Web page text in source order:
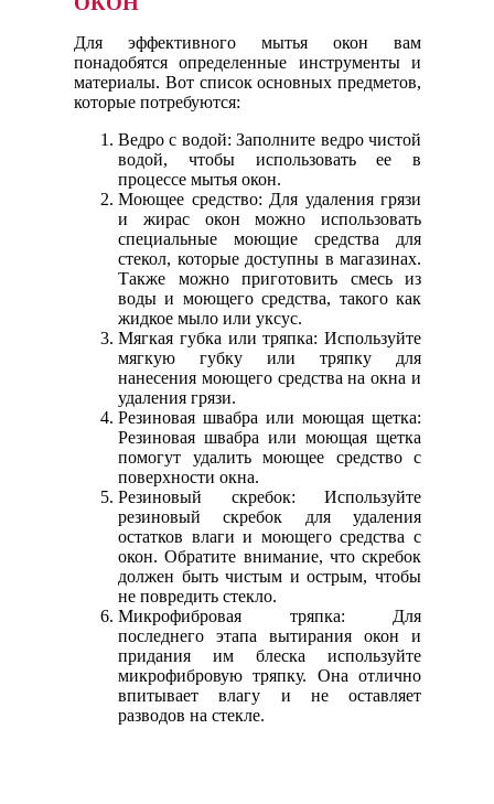
Для эффективного мытья окон вам
понадобятся определенные инструменты и
материалы. Вот список основных предметов,
которые потребуются:
Ведро с водой: Заполните ведро чистой
водой, чтобы использовать ее в
процессе мытья окон.
Моющее средство: Для удаления грязи
и жирас окон можно использовать
специальные моющие средства для
стекол, которые доступны в магазинах.
Также можно приготовить смесь из
воды и моющего средства, такого как
жидкое мыло или уксус.
Мягкая губка или тряпка: Используйте
мягкую губку или тряпку для
нанесения моющего средства на окна и
удаления грязи.
Резиновая швабра или моющая щетка:
Резиновая швабра или моющая щетка
помогут удалить моющее средство с
поверхности окна.
Резиновый скребок: Используйте
резиновый скребок для удаления
остатков влаги и моющего средства с
окон. Обратите внимание, что скребок
должен быть чистым и острым, чтобы
не повредить стекло.
Микрофибровая тряпка: Для
последнего этапа вытирания окон и
придания им блеска используйте
микрофибровую тряпку. Она отлично
впитывает влагу и не оставляет
разводов на стекле.